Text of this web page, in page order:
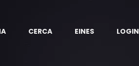
CERCA EINES LOGIN